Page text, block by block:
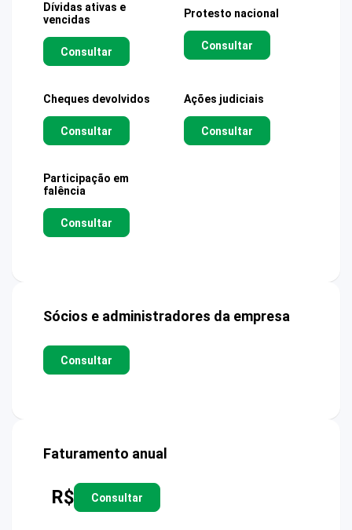
Dívidas ativas e
vencidas
Consultar
Protesto nacional
Consultar
Cheques devolvidos
Consultar
Ações judiciais
Consultar
Participação em
falência
Consultar
Sócios e administradores da empresa
Consultar
Faturamento anual
R$ Consultar